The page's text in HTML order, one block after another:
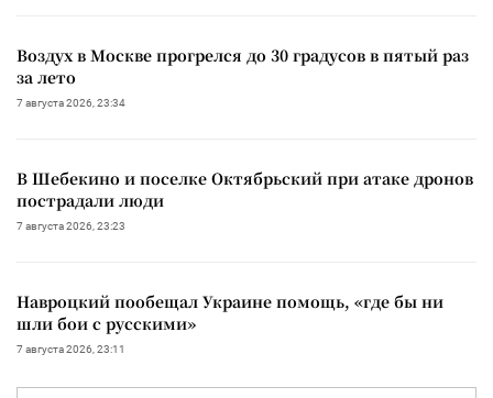
Воздух в Москве прогрелся до 30 градусов в пятый раз
за лето
7 августа 2026, 23:34
В Шебекино и поселке Октябрьский при атаке дронов
пострадали люди
7 августа 2026, 23:23
Навроцкий пообещал Украине помощь, «где бы ни
шли бои с русскими»
7 августа 2026, 23:11